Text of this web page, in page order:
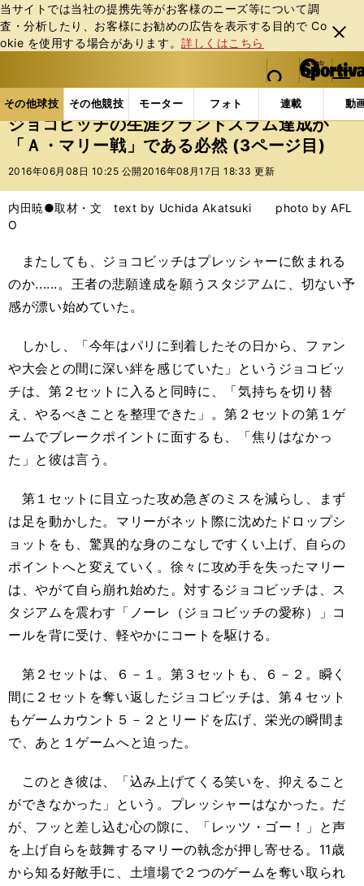
当サイトでは当社の提携先等がお客様のニーズ等について調
査・分析したり、お客様にお勧めの広告を表⽰する⽬的で Co
okie を使⽤する場合があります。詳しくはこちら
閉じ
る
web Sportiva (webスポルティーバ)
検索
マイペ
ー
ジ
メニュ
その他球技 その他競技 モーター フォト 連載 動
ス
ポ
ル
バ
その他球技の記事一覧 テニス ジョコビッチの生涯
ジョコビッチの生涯グランドスラム達成が
「Ａ・マリー戦」である必然 (3ページ目)
2016年06月08日 10:25 公開 2016年08月17日 18:33 更新
内田暁●取材・文 text by Uchida Akatsuki photo by AFL
O
またしても、ジョコビッチはプレッシャーに飲まれる
のか......。王者の悲願達成を願うスタジアムに、切ない予
感が漂い始めていた。
しかし、「今年はパリに到着したその日から、ファン
や大会との間に深い絆を感じていた」というジョコビッ
チは、第２セットに入ると同時に、「気持ちを切り替
え、やるべきことを整理できた」。第２セットの第１ゲ
ームでブレークポイントに面するも、「焦りはなかっ
た」と彼は言う。
第１セットに目立った攻め急ぎのミスを減らし、まず
は足を動かした。マリーがネット際に沈めたドロップシ
ョットをも、驚異的な身のこなしですくい上げ、自らの
ポイントへと変えていく。徐々に攻め手を失ったマリー
は、やがて自ら崩れ始めた。対するジョコビッチは、ス
タジアムを震わす「ノーレ（ジョコビッチの愛称）」コ
ールを背に受け、軽やかにコートを駆ける。
第２セットは、６－１。第３セットも、６－２。瞬く
間に２セットを奪い返したジョコビッチは、第４セット
もゲームカウント５－２とリードを広げ、栄光の瞬間ま
で、あと１ゲームへと迫った。
このとき彼は、「込み上げてくる笑いを、抑えること
ができなかった」という。プレッシャーはなかった。だ
が、フッと差し込む心の隙に、「レッツ・ゴー！」と声
を上げ自らを鼓舞するマリーの執念が押し寄せる。11歳
から知る好敵手に、土壇場で２つのゲームを奪い取られ